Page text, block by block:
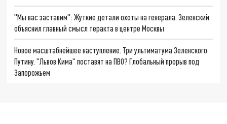
"Мы вас заставим": Жуткие детали охоты на генерала. Зеленский
объяснил главный смысл теракта в центре Москвы
Новое масштабнейшее наступление. Три ультиматума Зеленского
Путину. "Львов Кима" поставят на ПВО? Глобальный прорыв под
Запорожьем